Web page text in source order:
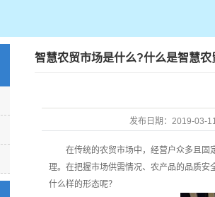
智慧农贸市场是什么?什么是智慧农
发布日期： 2019-03-
在传统的农贸市场中，经营户众多且固定
理。在把握市场供需情况、农产品的品质安
什么样的形态呢？